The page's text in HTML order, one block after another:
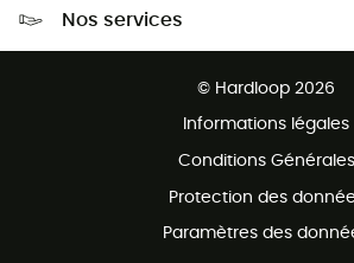
Nos services
© Hardloop 2026
Informations légales
Conditions Générales
Protection des
Paramètres des